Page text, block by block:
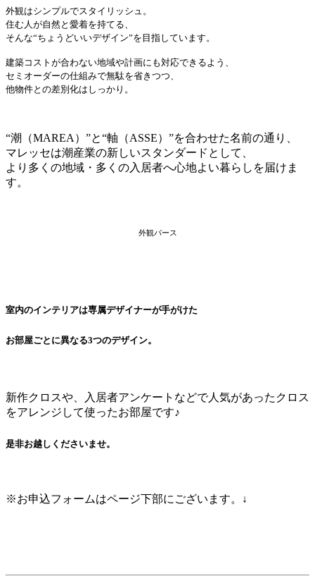
外観はシンプルでスタイリッシュ。
住む人が自然と愛着を持てる、
そんな“ちょうどいいデザイン”を目指しています。
建築コストが合わない地域や計画にも対応できるよう、
セミオーダーの仕組みで無駄を省きつつ、
他物件との差別化はしっかり。
“潮（MAREA）”と“軸（ASSE）”を合わせた名前の通り、
マレッセは潮産業の新しいスタンダードとして、
より多くの地域・多くの入居者へ心地よい暮らしを届けま
す。
外観パース
室内のインテリアは専属デザイナーが手がけた
お部屋ごとに異なる3つのデザイン。
新作クロスや、入居者アンケートなどで人気があったクロス
をアレンジして使ったお部屋です♪
是非お越しくださいませ。
※お申込フォームはページ下部にございます。↓